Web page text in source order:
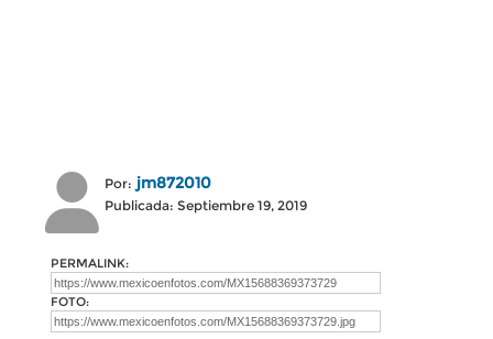
Por: jm872010
Publicada: Septiembre 19, 2019
PERMALINK:
FOTO: